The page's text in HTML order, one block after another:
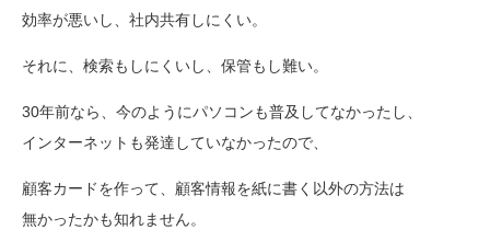
効率が悪いし、社内共有しにくい。
それに、検索もしにくいし、保管もし難い。
30年前なら、今のようにパソコンも普及してなかったし、
インターネットも発達していなかったので、
顧客カードを作って、顧客情報を紙に書く以外の方法は
無かったかも知れません。